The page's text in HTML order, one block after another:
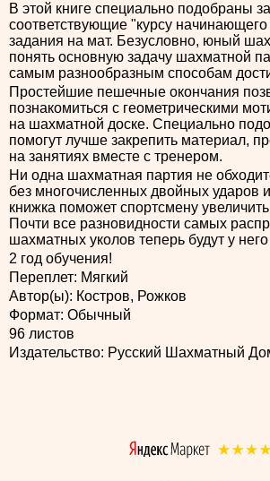
В этой книге специально подобраны
соответствующие "курсу
задания на мат. Безусловно, юный
понять основную задачу шахматной
самым разнообразным способам
Простейшие пешечные окончания
познакомиться с геометрическими
на шахматной доске. Специально
помогут лучше закрепить материал,
на занятиях вместе с тренером.
Ни одна шахматная партия не
без многочисленных двойных ударов
книжка поможет спортсмену
Почти все разновидности самых
шахматных уколов теперь будут у
2 год обучения!
Переплет: Мягкий
Автор(ы): Костров, Рожков
Формат: Обычный
96 листов
Издательство: Русский Шахматный